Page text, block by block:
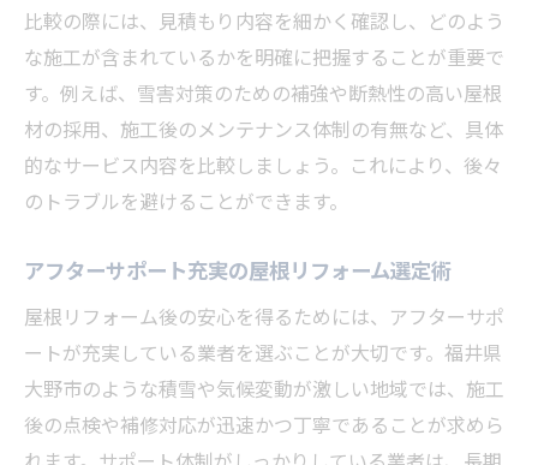
比較の際には、見積もり内容を細かく確認し、どのよう
な施工が含まれているかを明確に把握することが重要で
す。例えば、雪害対策のための補強や断熱性の高い屋根
材の採用、施工後のメンテナンス体制の有無など、具体
的なサービス内容を比較しましょう。これにより、後々
のトラブルを避けることができます。
アフターサポート充実の屋根リフォーム選定術
屋根リフォーム後の安心を得るためには、アフターサポ
ートが充実している業者を選ぶことが大切です。福井県
大野市のような積雪や気候変動が激しい地域では、施工
後の点検や補修対応が迅速かつ丁寧であることが求めら